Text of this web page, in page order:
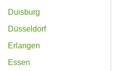
Duisburg
Düsseldorf
Erlangen
Essen